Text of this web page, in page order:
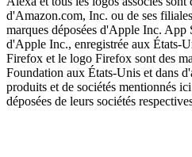
d'Amazon.com, Inc. ou de ses
marques déposées d'Apple Inc. App
d'Apple Inc., enregistrée aux États-
Firefox et le logo Firefox sont des
Foundation aux États-Unis et dans
produits et de sociétés mentionnés
déposées de leurs sociétés